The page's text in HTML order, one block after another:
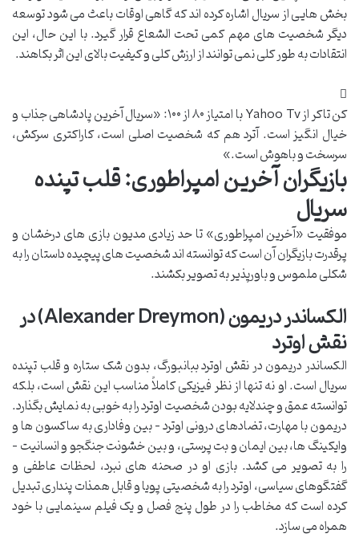
بخش هایی از سریال اشاره کرده اند که گاهی اوقات باعث می شود توسعه
دیگر شخصیت های مهم کمی تحت الشعاع قرار گیرد. با این حال، این
انتقادات به طور کلی نمی توانند از ارزش کلی و کیفیت بالای این اثر بکاهند.
کن تاکر از Yahoo Tv با امتیاز ۸۰ از ۱۰۰: «سریال آخرین پادشاهی جذاب و
خیال انگیز است. آترد هم که شخصیت اصلی است، کاراکتری سرکش،
سرسخت و باهوش است.»
بازیگران آخرین امپراطوری: قلب تپنده
سریال
موفقیت «آخرین امپراطوری» تا حد زیادی مدیون بازی های درخشان و
پرقدرت بازیگران آن است که توانسته اند شخصیت های پیچیده داستان را به
شکلی ملموس و باورپذیر به تصویر بکشند.
الکساندر دریمون (Alexander Dreymon) در
نقش اوترد
الکساندر دریمون در نقش اوترد ببانبورگ، بدون شک ستاره و قلب تپنده
سریال است. او نه تنها از نظر فیزیکی کاملاً مناسب این نقش است، بلکه
توانسته عمق و چندلایه بودن شخصیت اوترد را به خوبی به نمایش بگذارد.
دریمون با مهارت، تضادهای درونی اوترد – بین وفاداری به ساکسون ها و
وایکینگ ها، بین ایمان و بت پرستی، و بین خشونت جنگجو و انسانیت –
را به تصویر می کشد. بازی او در صحنه های نبرد، لحظات عاطفی و
گفتگوهای سیاسی، اوترد را به شخصیتی پویا و قابل همذات پنداری تبدیل
کرده است که مخاطب را در طول پنج فصل و یک فیلم سینمایی با خود
همراه می سازد.